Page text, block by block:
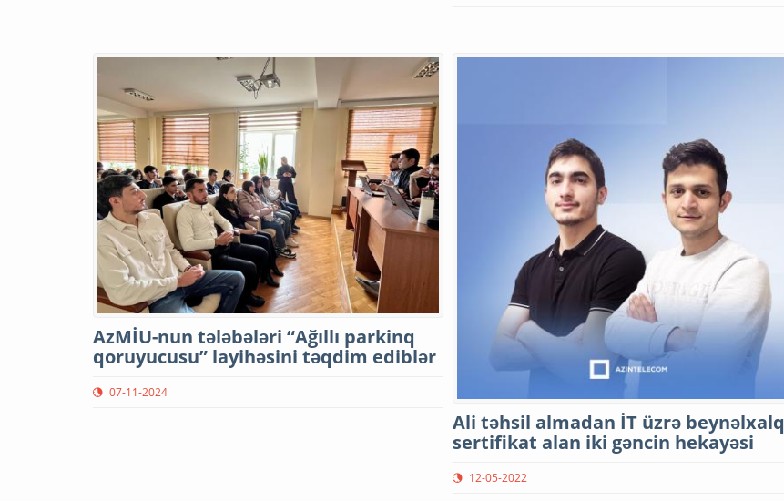
AzMİU-nun tələbələri “Ağıllı parkinq
qoruyucusu” layihəsini təqdim ediblər
07-11-2024
Ali təhsil almadan İT üzrə beynəlxalq
sertifikat alan iki gəncin hekayəsi
12-05-2022